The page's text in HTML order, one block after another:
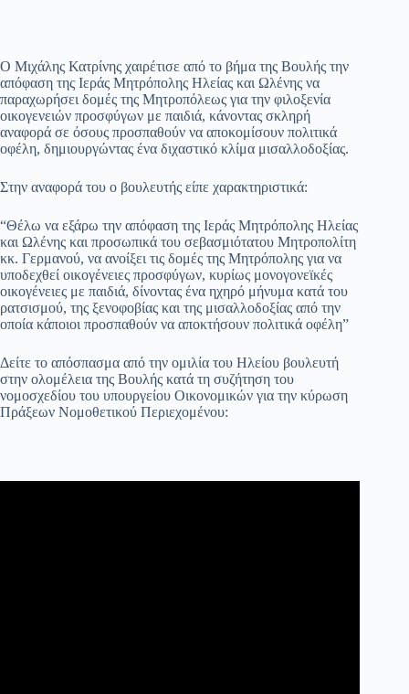
Ο Μιχάλης Κατρίνης χαιρέτισε από το βήμα της Βουλής την
απόφαση της Ιεράς Μητρόπολης Ηλείας και Ωλένης να
παραχωρήσει δομές της Μητροπόλεως για την φιλοξενία
οικογενειών προσφύγων με παιδιά, κάνοντας σκληρή
αναφορά σε όσους προσπαθούν να αποκομίσουν πολιτικά
οφέλη, δημιουργώντας ένα διχαστικό κλίμα μισαλλοδοξίας.
Στην αναφορά του ο βουλευτής είπε χαρακτηριστικά:
“Θέλω να εξάρω την απόφαση της Ιεράς Μητρόπολης Ηλείας
και Ωλένης και προσωπικά του σεβασμιότατου Μητροπολίτη
κκ. Γερμανού, να ανοίξει τις δομές της Μητρόπολης για να
υποδεχθεί οικογένειες προσφύγων, κυρίως μονογονεϊκές
οικογένειες με παιδιά, δίνοντας ένα ηχηρό μήνυμα κατά του
ρατσισμού, της ξενοφοβίας και της μισαλλοδοξίας από την
οποία κάποιοι προσπαθούν να αποκτήσουν πολιτικά οφέλη”
Δείτε το απόσπασμα από την ομιλία του Ηλείου βουλευτή
στην ολομέλεια της Βουλής κατά τη συζήτηση του
νομοσχεδίου του υπουργείου Οικονομικών για την κύρωση
Πράξεων Νομοθετικού Περιεχομένου: